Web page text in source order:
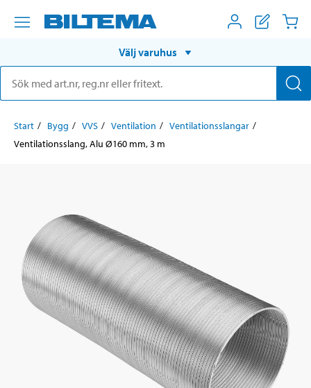
Välj varuhus
Start Bygg VVS Ventilation
Ventilationsslangar
Ventilationsslang, Alu Ø160 mm, 3 m